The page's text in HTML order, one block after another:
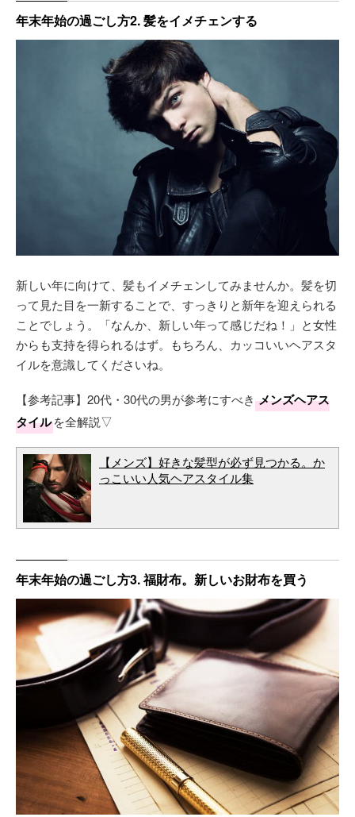
年末年始の過ごし方2. 髪をイメチェンする
新しい年に向けて、髪もイメチェンしてみませんか。髪を切
って見た目を一新することで、すっきりと新年を迎えられる
ことでしょう。「なんか、新しい年って感じだね！」と女性
からも支持を得られるはず。もちろん、カッコいいヘアスタ
イルを意識してくださいね。
【参考記事】20代・30代の男が参考にすべき メンズヘアス
タイルを全解説▽
【メンズ】好きな髪型が必ず見つかる。か
っこいい人気ヘアスタイル集
年末年始の過ごし方3. 福財布。新しいお財布を買う